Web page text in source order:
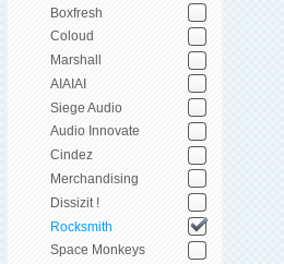
Boxfresh
Coloud
Marshall
AIAIAI
Siege Audio
Audio Innovate
Cindez
Merchandising
Dissizit !
Rocksmith
Space Monkeys